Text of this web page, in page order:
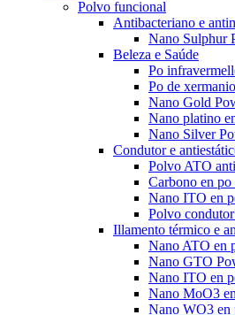
Polvo funcional
Antibacteriano e
Nano Sulphur
Beleza e Saúde
Po
Po de
Nano Gold
Nano platino
Nano Silver
Condutor e
Polvo ATO
Carbono en
Nano ITO en
Polvo
Illamento térmico e
Nano ATO en
Nano GTO
Nano ITO en
Nano MoO3
Nano WO3 en